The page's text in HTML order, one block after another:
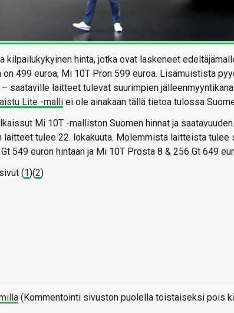
kilpailukykyinen hinta, jotka ovat laskeneet
499 euroa, Mi 10T Pron 599 euroa. Lisämuistista
saataville laitteet tulevat suurimpien
Lite -malli ei ole ainakaan tällä tietoa tulossa
Mi 10T -malliston Suomen hinnat ja
laitteet tulee 22. lokakuuta. Molemmista laitteista
549 euron hintaan ja Mi 10T Prosta 8 & 256 Gt 649
(1)(2)
(Kommentointi sivuston puolella toistaiseksi pois